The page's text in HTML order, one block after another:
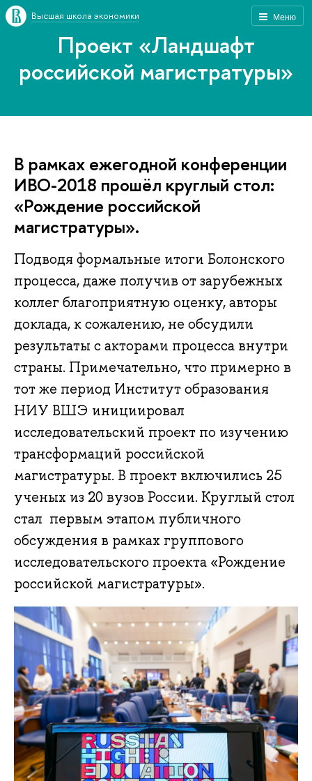
Меню
Высшая школа экономики
Проект «Ландшафт
российской магистратуры»
В рамках ежегодной конференции
ИВО-2018 прошёл круглый стол:
«Рождение российской
магистратуры».
Подводя формальные итоги Болонского
процесса, даже получив от зарубежных
коллег благоприятную оценку, авторы
доклада, к сожалению, не обсудили
результаты с акторами процесса внутри
страны. Примечательно, что примерно в
тот же период Институт образования
НИУ ВШЭ инициировал
исследовательский проект по изучению
трансформаций российской
магистратуры. В проект включились 25
ученых из 20 вузов России. Круглый стол
стал первым этапом публичного
обсуждения в рамках группового
исследовательского проекта «Рождение
российской магистратуры».